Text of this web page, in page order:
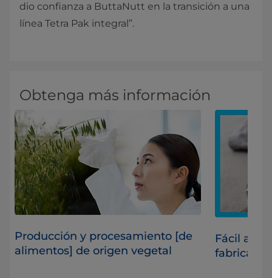
dio confianza a ButtaNutt en la transición a una
línea Tetra Pak integral”.
Obtenga más información
Producción y procesamiento [de
alimentos] de origen vegetal
Fácil